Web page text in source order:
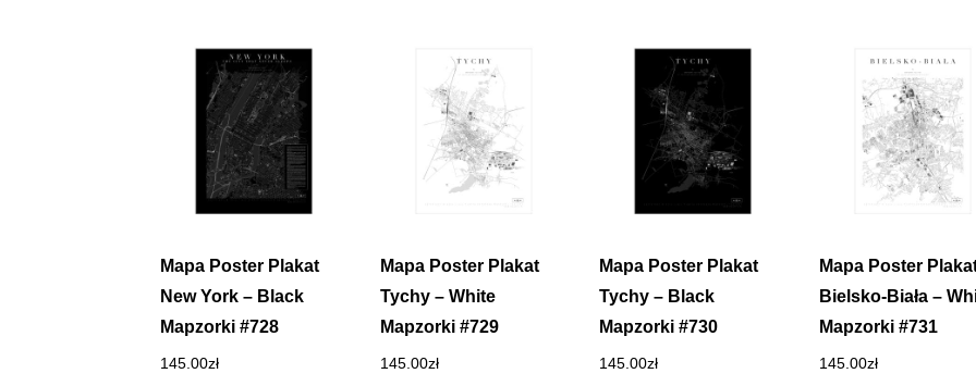
Mapa Poster Plakat
New York – Black
Mapzorki #728
145.00zł
Mapa Poster Plakat
Tychy – White
Mapzorki #729
145.00zł
Mapa Poster Plakat
Tychy – Black
Mapzorki #730
145.00zł
Mapa Poster
Bielsko-Biała –
Mapzorki #731
145.00zł